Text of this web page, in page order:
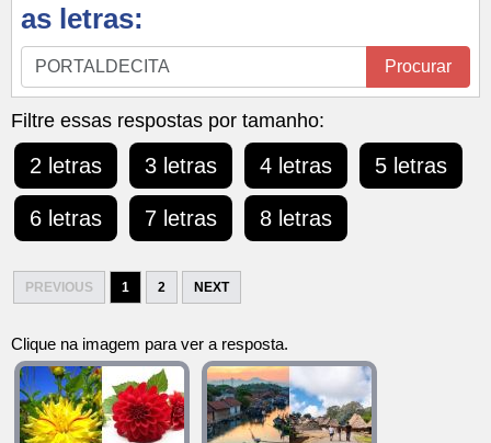
as letras:
Pesquise
por
letras
e
digite
todas
as
Procurar
Filtre essas respostas por tamanho:
2 letras 3 letras 4 letras 5 letras
6 letras 7 letras 8 letras
PREVIOUS 1 2 NEXT
Clique na imagem para ver a resposta.